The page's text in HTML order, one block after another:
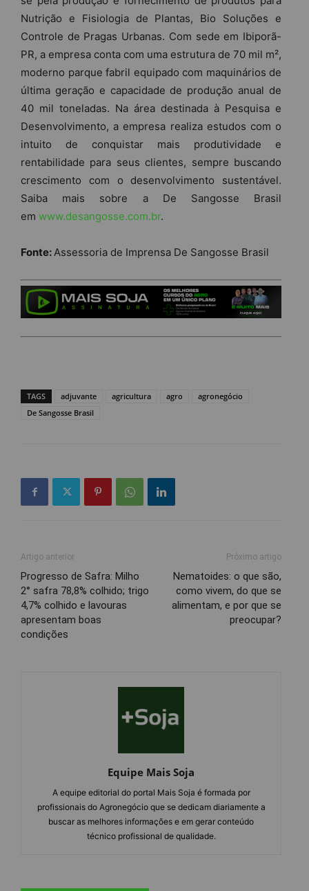
Nutrição e Fisiologia de Plantas, Bio Soluções e
Controle de Pragas Urbanas. Com sede em Ibiporã-
PR, a empresa conta com uma estrutura de 70 mil m²,
moderno parque fabril equipado com maquinários de
última geração e capacidade de produção anual de
40 mil toneladas. Na área destinada à Pesquisa e
Desenvolvimento, a empresa realiza estudos com o
intuito de conquistar mais produtividade e
rentabilidade para seus clientes, sempre buscando
crescimento com o desenvolvimento sustentável.
Saiba mais sobre a De Sangosse Brasil
em www.desangosse.com.br.
Fonte: Assessoria de Imprensa De Sangosse Brasil
TAGS adjuvante agricultura agro
agronegócio
De Sangosse Brasil
Artigo anterior
Progresso de Safra: Milho
2° safra 78,8% colhido; trigo
4,7% colhido e lavouras
apresentam boas
condições
Próximo artigo
Nematoides: o que são,
como vivem, do que se
alimentam, e por que se
preocupar?
Equipe Mais Soja
A equipe editorial do portal Mais Soja é formada por
profissionais do Agronegócio que se dedicam diariamente a
buscar as melhores informações e em gerar conteúdo
técnico profissional de qualidade.